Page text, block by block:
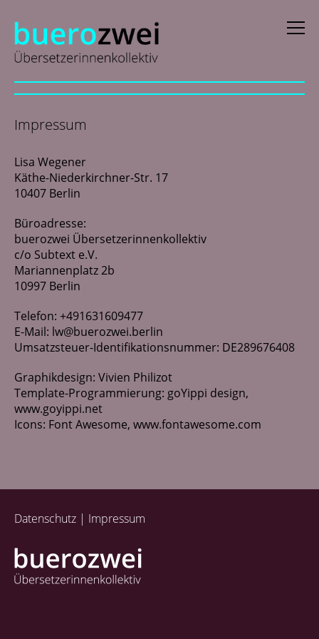
E nglish
français
italiano
Nederlands
Profile
Netzwerk
Impressum
Lisa Wegener
Käthe-Niederkirchner-Str. 17
10407 Berlin
Büroadresse:
buerozwei Übersetzerinnenkollektiv
c/o Subtext e.V.
Mariannenplatz 2b
10997 Berlin
Telefon: +491631609477
E-Mail: lw@buerozwei.berlin
Umsatzsteuer-Identifikationsnummer: DE289676408
Graphikdesign: Vivien Philizot
Template-Programmierung: goYippi design,
www.goyippi.net
Icons: Font Awesome, www.fontawesome.com
Datenschutz Impressum